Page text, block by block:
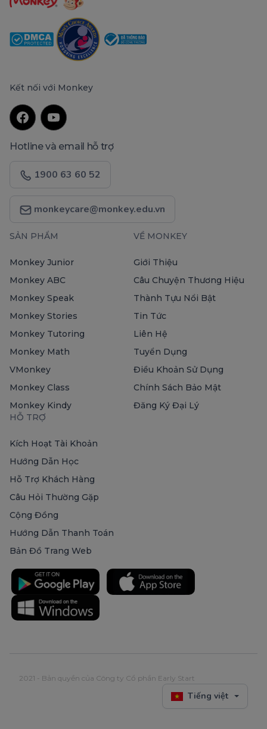
Kết nối với Monkey
Hotline và email hỗ trợ
1900 63 60 52
monkeycare@monkey.edu.vn
SẢN PHẨM
Monkey Junior
Monkey ABC
Monkey Speak
Monkey Stories
Monkey Tutoring
Monkey Math
VMonkey
Monkey Class
Monkey Kindy
VỀ MONKEY
Giới Thiệu
Câu Chuyện Thương Hiệu
Thành Tựu Nổi Bật
Tin Tức
Liên Hệ
Tuyển Dụng
Điều Khoản Sử Dụng
Chính Sách Bảo Mật
Đăng Ký Đại Lý
HỖ TRỢ
Kích Hoạt Tài Khoản
Hướng Dẫn Học
Hỗ Trợ Khách Hàng
Câu Hỏi Thường Gặp
Cộng Đồng
Hướng Dẫn Thanh Toán
Bản Đồ Trang Web
2021 - Bản quyền của Công ty Cổ phần Early Start
Tiếng việt